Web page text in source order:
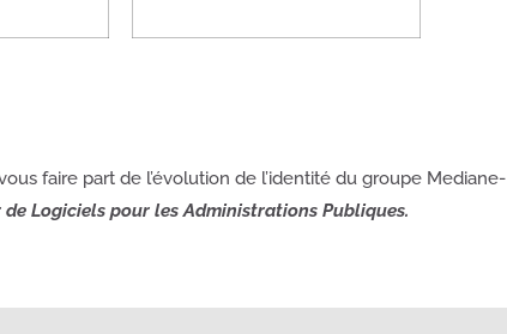
faire part de l’évolution de l’identité du groupe Mediane-
de Logiciels pour les Administrations Publiques.